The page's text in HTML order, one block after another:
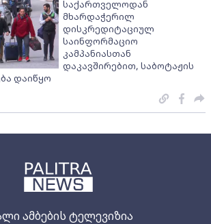
ამბების ტელევიზია
საქართველოდან
მხარდაჭერილ
დისკრედიტაციულ
საინფორმაციო
კამპანიასთან
დაკავშირებით, საბოტაჟის
დაიწყო